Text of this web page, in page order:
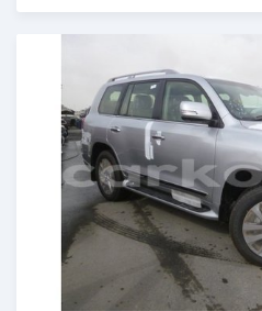
Publié il y a presque 7 ans